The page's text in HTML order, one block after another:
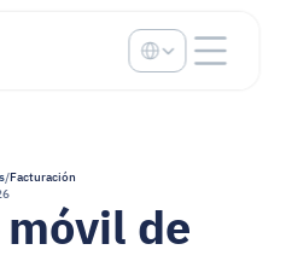
/Facturación
de
Select Language